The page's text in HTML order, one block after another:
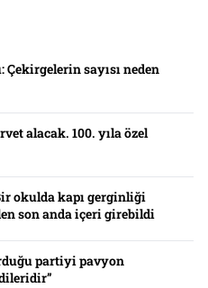
sayısı neden
alacak. 100. yıla özel
okulda kapı gerginliği
son anda içeri girebildi
partiyi pavyon